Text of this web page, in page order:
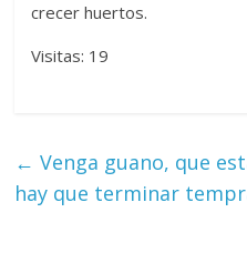
crecer huertos.
Visitas: 19
← Venga guano, que
hay que terminar